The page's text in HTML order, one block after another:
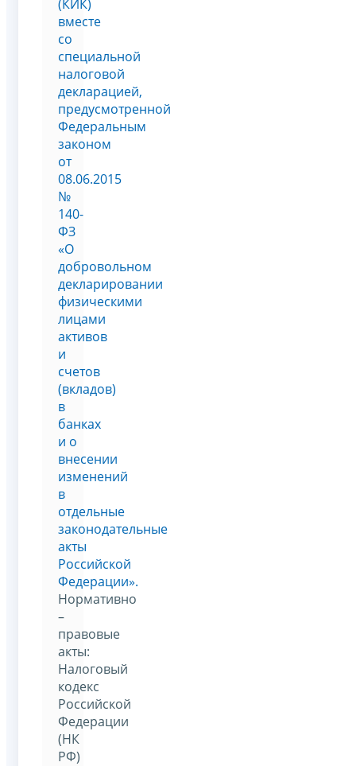
(КИК)
вместе
со
специальной
налоговой
декларацией,
предусмотренной
Федеральным
законом
от
08.06.2015
№
140-
ФЗ
«О
добровольном
декларировании
физическими
лицами
активов
и
счетов
(вкладов)
в
банках
и о
внесении
изменений
в
отдельные
законодательные
акты
Российской
Федерации».
Нормативно
–
правовые
акты:
Налоговый
кодекс
Российской
Федерации
(НК
РФ)